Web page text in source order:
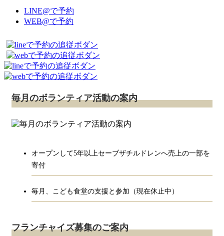
LINE@で予約
WEB@で予約
毎月のボランティア活動の案内
オープンして5年以上セーブザチルドレンへ売上の一部を
寄付
毎月、こども食堂の支援と参加（現在休止中）
フランチャイズ募集のご案内